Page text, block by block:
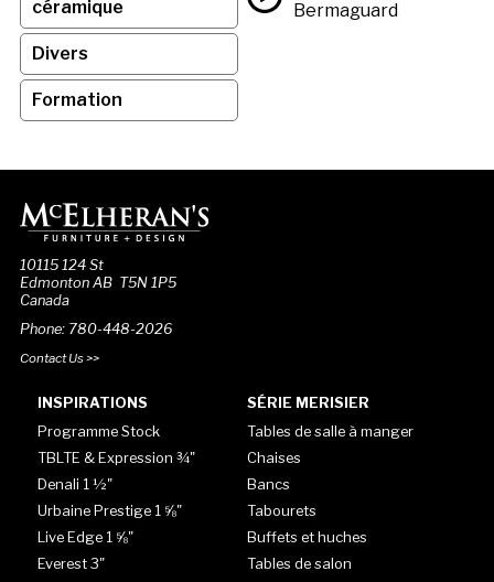
céramique
Divers
Formation
Bermaguard
10115 124 St
Edmonton AB T5N 1P5
Canada
Phone: 780-448-2026
Contact Us >>
INSPIRATIONS
Programme Stock
TBLTE & Expression ¾"
Denali 1 ½"
Urbaine Prestige 1 ⅝"
Live Edge 1 ⅝"
Everest 3"
SÉRIE MERISIER
Tables de salle à manger
Chaises
Bancs
Tabourets
Buffets et huches
Tables de salon